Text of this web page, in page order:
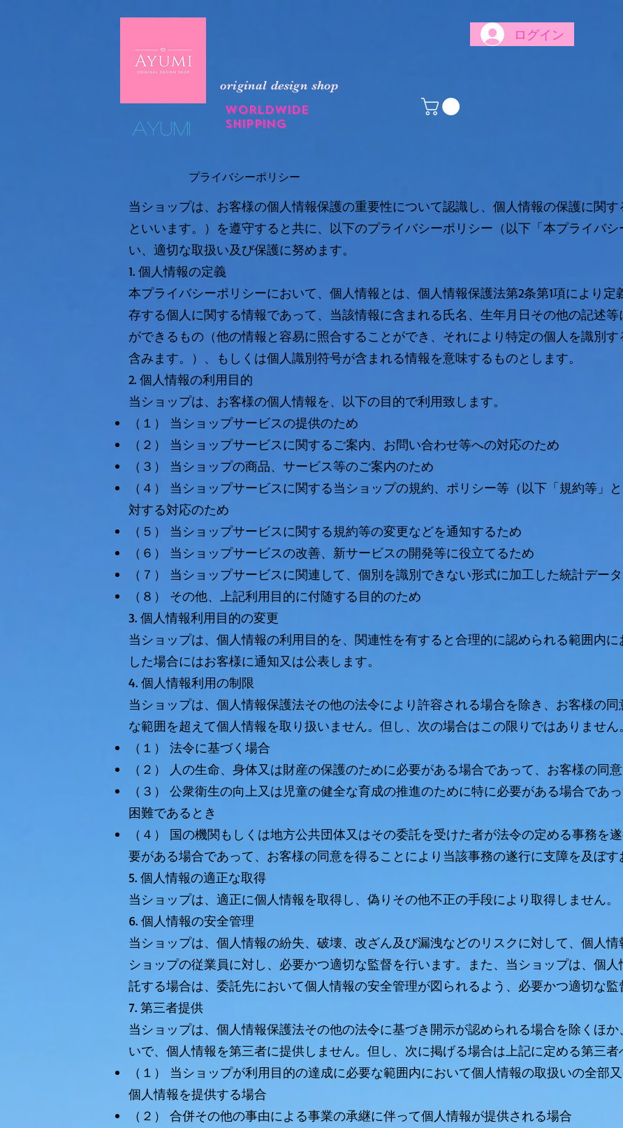
​Ayumi
original design shop
Worldwide
shipping
ログイン
プライバシーポリシー
当ショップは、お客様の個人情報保護の重要性について認識し、個人情報の保護に関す
といいます。）を遵守すると共に、以下のプライバシーポリシー（以下「本プライバ
い、適切な取扱い及び保護に努めます。
1. 個人情報の定義
本プライバシーポリシーにおいて、個人情報とは、個人情報保護法第2条第1項により
存する個人に関する情報であって、当該情報に含まれる氏名、生年月日その他の記述
ができるもの（他の情報と容易に照合することができ、それにより特定の個人を識別
含みます。）、もしくは個人識別符号が含まれる情報を意味するものとします。
2. 個人情報の利用目的
当ショップは、お客様の個人情報を、以下の目的で利用致します。
（１） 当ショップサービスの提供のため
（２） 当ショップサービスに関するご案内、お問い合わせ等への対応のため
（３） 当ショップの商品、サービス等のご案内のため
（４） 当ショップサービスに関する当ショップの規約、ポリシー等（以下「規約等」
対する対応のため
（５） 当ショップサービスに関する規約等の変更などを通知するため
（６） 当ショップサービスの改善、新サービスの開発等に役立てるため
（７） 当ショップサービスに関連して、個別を識別できない形式に加工した統計デー
（８） その他、上記利用目的に付随する目的のため
3. 個人情報利用目的の変更
当ショップは、個人情報の利用目的を、関連性を有すると合理的に認められる範囲内
した場合にはお客様に通知又は公表します。
4. 個人情報利用の制限
当ショップは、個人情報保護法その他の法令により許容される場合を除き、お客様の
な範囲を超えて個人情報を取り扱いません。但し、次の場合はこの限りではありません。
（１） 法令に基づく場合
（２） 人の生命、身体又は財産の保護のために必要がある場合であって、お客様の同
（３） 公衆衛生の向上又は児童の健全な育成の推進のために特に必要がある場合であ
困難であるとき
（４） 国の機関もしくは地方公共団体又はその委託を受けた者が法令の定める事務を
要がある場合であって、お客様の同意を得ることにより当該事務の遂行に支障を及ぼす
5. 個人情報の適正な取得
当ショップは、適正に個人情報を取得し、偽りその他不正の手段により取得しません。
6. 個人情報の安全管理
当ショップは、個人情報の紛失、破壊、改ざん及び漏洩などのリスクに対して、個人
ショップの従業員に対し、必要かつ適切な監督を行います。また、当ショップは、個
託する場合は、委託先において個人情報の安全管理が図られるよう、必要かつ適切な監
7. 第三者提供
当ショップは、個人情報保護法その他の法令に基づき開示が認められる場合を除くほ
いで、個人情報を第三者に提供しません。但し、次に掲げる場合は上記に定める第三者
（１） 当ショップが利用目的の達成に必要な範囲内において個人情報の取扱いの全部
個人情報を提供する場合
（２） 合併その他の事由による事業の承継に伴って個人情報が提供される場合